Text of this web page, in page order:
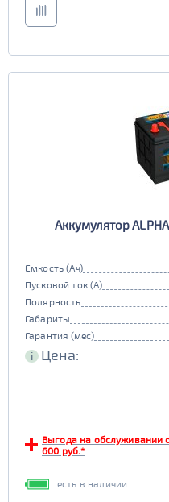
Аккумулятор
Емкость (Ач)
Пусковой ток (А)
Полярность
Габариты
Гарантия (мес)
i Цена:
Выгода на обслуживании
600 руб.*
есть в наличии